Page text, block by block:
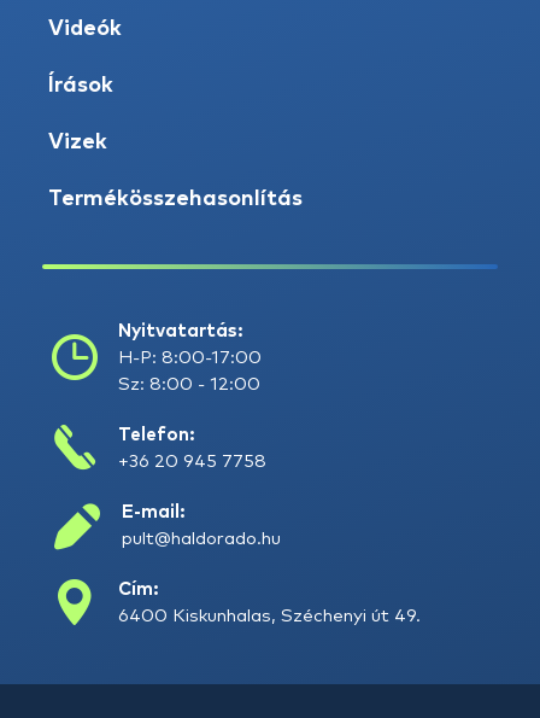
Videók
Írások
Vizek
Termékösszehasonlítás
Nyitvatartás:
H-P: 8:00-17:00
Sz: 8:00 - 12:00
Telefon:
+36 20 945 7758
E-mail:
pult@haldorado.hu
Cím:
6400 Kiskunhalas, Széchenyi út 49.